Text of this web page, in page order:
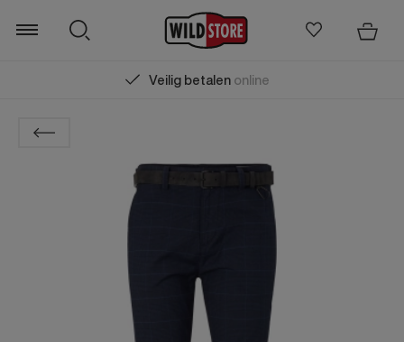
Veilig betalenonline
Zoeken